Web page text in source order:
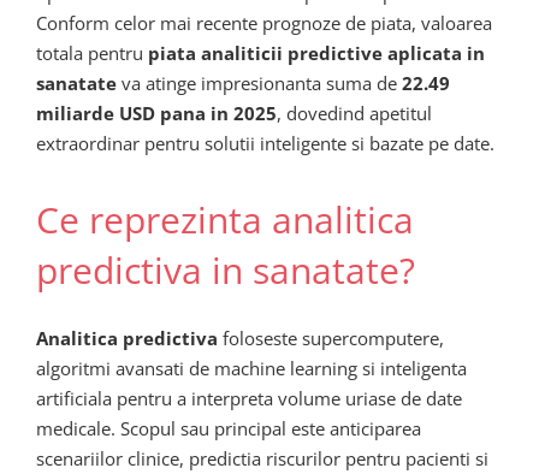
Conform celor mai recente prognoze de piata, valoarea
totala pentru piata analiticii predictive aplicata in
sanatate va atinge impresionanta suma de 22.49
miliarde USD pana in 2025, dovedind apetitul
extraordinar pentru solutii inteligente si bazate pe date.
Ce reprezinta analitica
predictiva in sanatate?
Analitica predictiva foloseste supercomputere,
algoritmi avansati de machine learning si inteligenta
artificiala pentru a interpreta volume uriase de date
medicale. Scopul sau principal este anticiparea
scenariilor clinice, predictia riscurilor pentru pacienti si